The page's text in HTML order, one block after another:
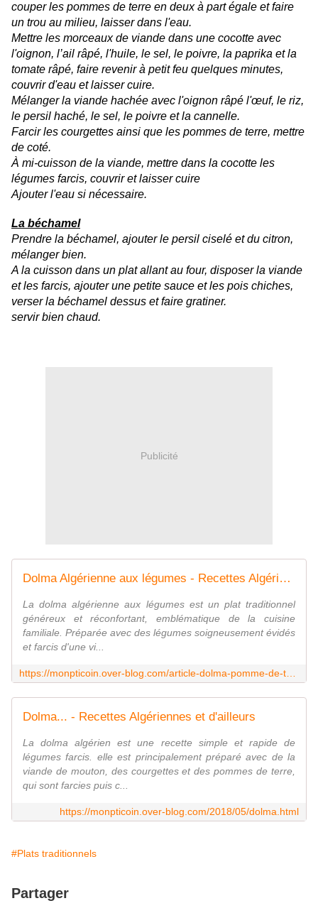
couper les pommes de terre en deux à part égale et faire
un trou au milieu, laisser dans l'eau.
Mettre les morceaux de viande dans une cocotte avec
l'oignon, l’ail râpé, l'huile, le sel, le poivre, la paprika et la
tomate râpé, faire revenir à petit feu quelques minutes,
couvrir d'eau et laisser cuire.
Mélanger la viande hachée avec l'oignon râpé l'œuf, le riz,
le persil haché, le sel, le poivre et la cannelle.
Farcir les courgettes ainsi que les pommes de terre, mettre
de coté.
À mi-cuisson de la viande, mettre dans la cocotte les
légumes farcis, couvrir et laisser cuire
Ajouter l'eau si nécessaire.
La béchamel
Prendre la béchamel, ajouter le persil ciselé et du citron,
mélanger bien.
A la cuisson dans un plat allant au four, disposer la viande
et les farcis, ajouter une petite sauce et les pois chiches,
verser la béchamel dessus et faire gratiner.
servir bien chaud.
Publicité
Dolma Algérienne aux légumes - Recettes Algériennes et d'ailleurs
La dolma algérienne aux légumes est un plat traditionnel
généreux et réconfortant, emblématique de la cuisine
familiale. Préparée avec des légumes soigneusement évidés
et farcis d'une vi...
Dolma... - Recettes Algériennes et d'ailleurs
La dolma algérien est une recette simple et rapide de
légumes farcis. elle est principalement préparé avec de la
viande de mouton, des courgettes et des pommes de terre,
qui sont farcies puis c...
https://monpticoin.over-blog.com/2018/05/dolma.html
#Plats traditionnels
Partager